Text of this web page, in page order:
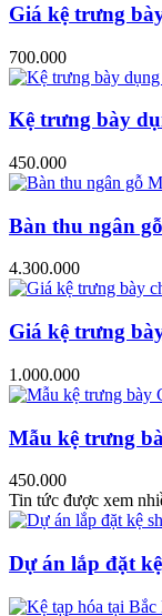
Giá kệ trưng
700.000
Kệ trưng bày
450.000
Bàn thu ngân
4.300.000
Giá kệ trưng
1.000.000
Mẫu kệ trưng
450.000
Tin tức được xem
Dự án lắp đặt